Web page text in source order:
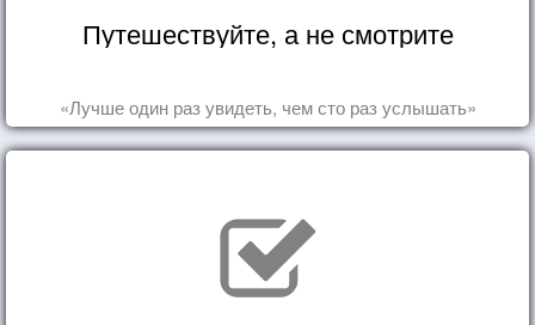
Путешествуйте, а не смотрите
«Лучше один раз увидеть, чем сто раз услышать»